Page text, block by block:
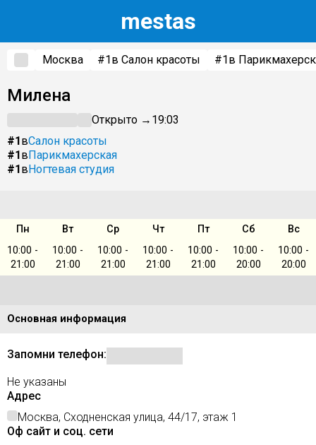
mestas
Москва #1в Салон красоты #1в
Милена
Открыто → 19:03
#1вСалон красоты
#1вПарикмахерская
#1вНогтевая студия
Пн Вт Ср Чт Пт Сб
Вс
10:00 -
21:00
10:00 -
21:00
10:00 -
21:00
10:00 -
21:00
10:00 -
21:00
10:00 -
20:00
10:00 -
20:00
Основная информация
Запомни телефон:
Не указаны
Адрес
Москва, Сходненская улица, 44/17, этаж 1
Оф сайт и соц. сети